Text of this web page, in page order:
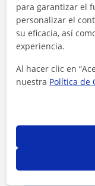
Al hacer clic,
para garantizar el
personalizar el
su eficacia, así
experiencia.
Al hacer clic en
nuestra Política de